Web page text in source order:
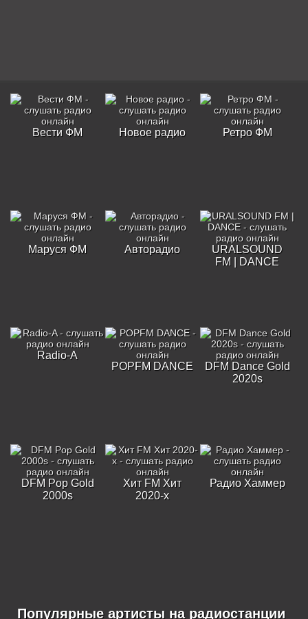
Вести ФМ Новое радио Ретро ФМ
Маруся ФМ Авторадио
URALSOUND
FM | DANCE
Radio-A
POPFM DANCE
DFM Dance Gold
2020s
DFM Pop Gold
2000s
Хит FM Хит
2020-х
Радио Хаммер
Популярные артисты на радиостанции